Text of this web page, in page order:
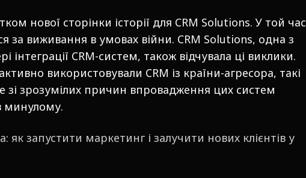
нової сторінки історії для CRM Solutions. У той час
за виживання в умовах війни. CRM Solutions, одна з
інтеграції CRM-систем, також відчувала ці виклики.
використовували CRM із країни-агресора, такі
зі зрозумілих причин впровадження цих систем
минулому.
як запустити маркетинг і залучити нових клієнтів у